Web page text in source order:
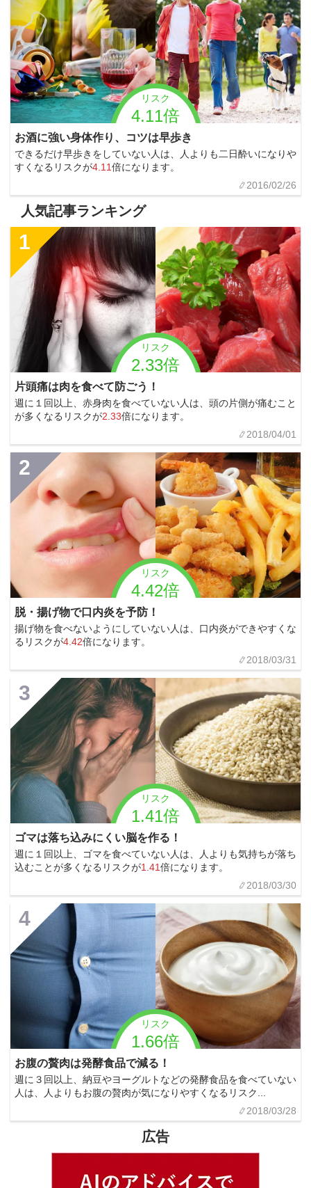
リスク
4.11倍
お酒に強い身体作り、コツは早歩き
できるだけ早歩きをしていない人は、人よりも二日酔いになりや
すくなるリスクが4.11倍になります。
2016/02/26
人気記事ランキング
リスク
2.33倍
1
片頭痛は肉を食べて防ごう！
週に１回以上、赤身肉を食べていない人は、頭の片側が痛むこと
が多くなるリスクが2.33倍になります。
2018/04/01
リスク
4.42倍
2
脱・揚げ物で口内炎を予防！
揚げ物を食べないようにしていない人は、口内炎ができやすくな
るリスクが4.42倍になります。
2018/03/31
リスク
1.41倍
3
ゴマは落ち込みにくい脳を作る！
週に１回以上、ゴマを食べていない人は、人よりも気持ちが落ち
込むことが多くなるリスクが1.41倍になります。
2018/03/30
リスク
1.66倍
4
お腹の贅肉は発酵食品で減る！
週に３回以上、納豆やヨーグルトなどの発酵食品を食べていない
人は、人よりもお腹の贅肉が気になりやすくなるリスク...
2018/03/28
広告